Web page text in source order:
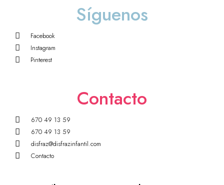
Síguenos
Facebook
Instagram
Pinterest
Contacto
670 49 13 59
670 49 13 59
disfraz@disfrazinfantil.com
Contacto